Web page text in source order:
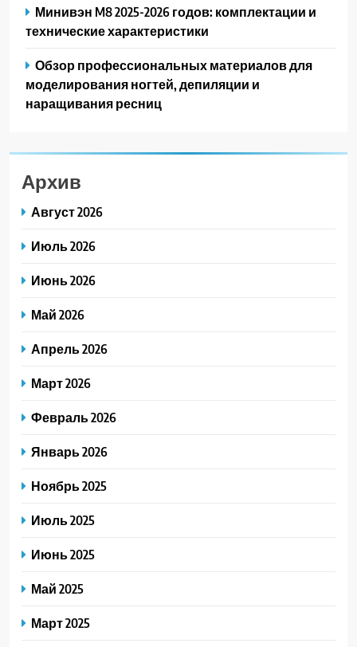
Минивэн M8 2025-2026 годов: комплектации и
технические характеристики
Обзор профессиональных материалов для
моделирования ногтей, депиляции и
наращивания ресниц
Архив
Август 2026
Июль 2026
Июнь 2026
Май 2026
Апрель 2026
Март 2026
Февраль 2026
Январь 2026
Ноябрь 2025
Июль 2025
Июнь 2025
Май 2025
Март 2025